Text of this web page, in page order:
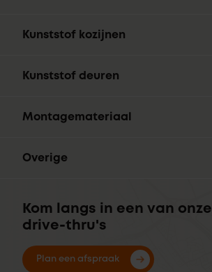
Kunststof kozijnen
Kunststof deuren
Montagemateriaal
Overige
Kom langs in een van onze
drive-thru's
Plan een afspraak